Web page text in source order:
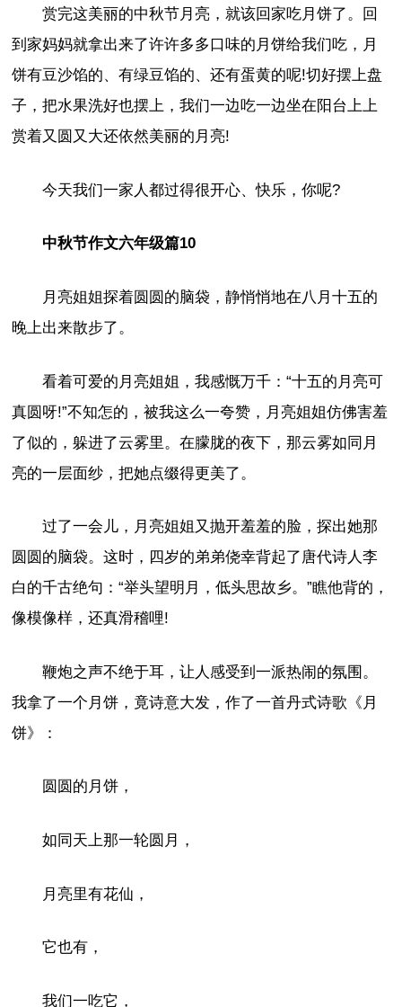
赏完这美丽的中秋节月亮，就该回家吃月饼了。回
到家妈妈就拿出来了许许多多口味的月饼给我们吃，月
饼有豆沙馅的、有绿豆馅的、还有蛋黄的呢!切好摆上盘
子，把水果洗好也摆上，我们一边吃一边坐在阳台上上
赏着又圆又大还依然美丽的月亮!
今天我们一家人都过得很开心、快乐，你呢?
中秋节作文六年级篇10
月亮姐姐探着圆圆的脑袋，静悄悄地在八月十五的
晚上出来散步了。
看着可爱的月亮姐姐，我感慨万千：“十五的月亮可
真圆呀!”不知怎的，被我这么一夸赞，月亮姐姐仿佛害羞
了似的，躲进了云雾里。在朦胧的夜下，那云雾如同月
亮的一层面纱，把她点缀得更美了。
过了一会儿，月亮姐姐又抛开羞羞的脸，探出她那
圆圆的脑袋。这时，四岁的弟弟侥幸背起了唐代诗人李
白的千古绝句：“举头望明月，低头思故乡。”瞧他背的，
像模像样，还真滑稽哩!
鞭炮之声不绝于耳，让人感受到一派热闹的氛围。
我拿了一个月饼，竟诗意大发，作了一首丹式诗歌《月
饼》：
圆圆的月饼，
如同天上那一轮圆月，
月亮里有花仙，
它也有，
我们一吃它，